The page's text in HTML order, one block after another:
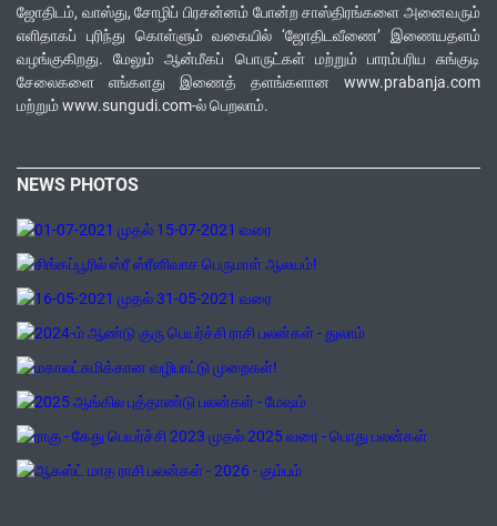
ஜோதிடம், வாஸ்து, சோழிப் பிரசன்னம் போன்ற சாஸ்திரங்களை அனைவரும்
எளிதாகப் புரிந்து கொள்ளும் வகையில் ‘ஜோதிடவீணை’ இணையதளம்
வழங்குகிறது. மேலும் ஆன்மீகப் பொருட்கள் மற்றும் பாரம்பரிய சுங்குடி
சேலைகளை எங்களது இணைத் தளங்களான www.prabanja.com
மற்றும் www.sungudi.com-ல் பெறலாம்.
NEWS PHOTOS